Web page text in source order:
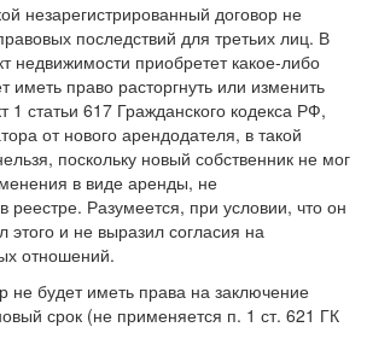
незарегистрированный договор не
последствий для третьих лиц. В
недвижимости приобретет какое-либо
иметь право расторгнуть или изменить
1 статьи 617 Гражданского кодекса РФ,
от нового арендодателя, в такой
поскольку новый собственник не мог
в виде аренды, не
реестре. Разумеется, при условии, что он
этого и не выразил согласия на
отношений.
не будет иметь права на заключение
срок (не применяется п. 1 ст. 621 ГК